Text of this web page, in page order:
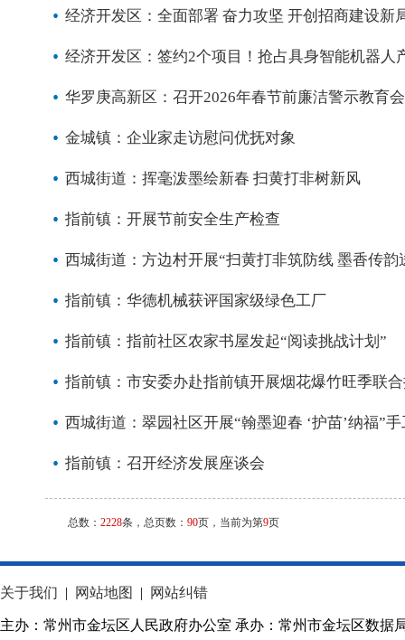
经济开发区：全面部署 奋力攻坚 开创招商建设新
经济开发区：签约2个项目！抢占具身智能机器人
华罗庚高新区：召开2026年春节前廉洁警示教育
金城镇：企业家走访慰问优抚对象
西城街道：挥毫泼墨绘新春 扫黄打非树新风
指前镇：开展节前安全生产检查
西城街道：方边村开展“扫黄打非筑防线 墨香传
指前镇：华德机械获评国家级绿色工厂
指前镇：指前社区农家书屋发起“阅读挑战计划”
指前镇：市安委办赴指前镇开展烟花爆竹旺季联
西城街道：翠园社区开展“翰墨迎春 ‘护苗’纳福”
指前镇：召开经济发展座谈会
总数： 2228条，总页数： 90页，当前为第9页
关于我们 | 网站地图 | 网站纠错
主办：常州市金坛区人民政府办公室 承办：常州市金坛区数据